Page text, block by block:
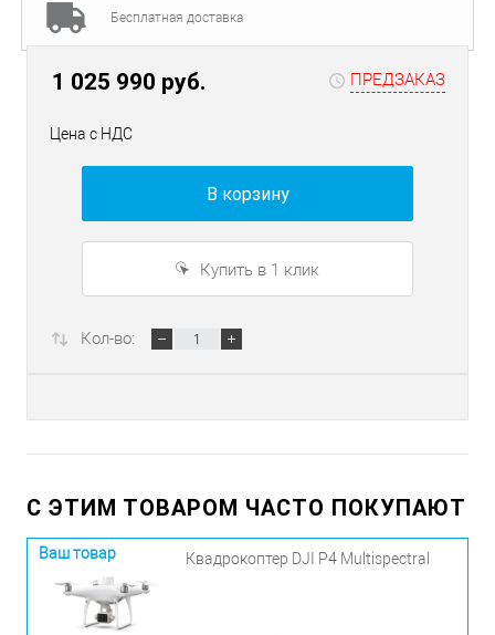
Бесплатная доставка
1 025 990 руб. ПРЕДЗАКАЗ
Цена с НДС
В корзину
Купить в 1 клик
Кол-во:
С ЭТИМ ТОВАРОМ ЧАСТО ПОКУПАЮТ
Квадрокоптер DJI P4 Multispectral
Ваш товар